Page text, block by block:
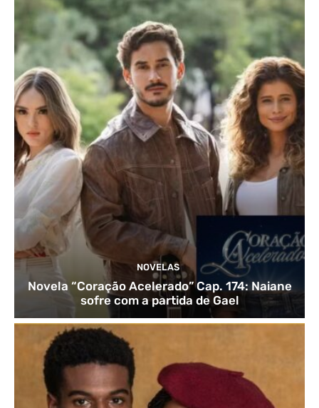
NOVELAS
Novela “Coração Acelerado” Cap. 174: Naiane
sofre com a partida de Gael